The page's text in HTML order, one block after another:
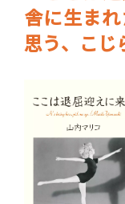
舎に生ま
思う、こじ